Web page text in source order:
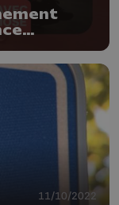
11/10/2022